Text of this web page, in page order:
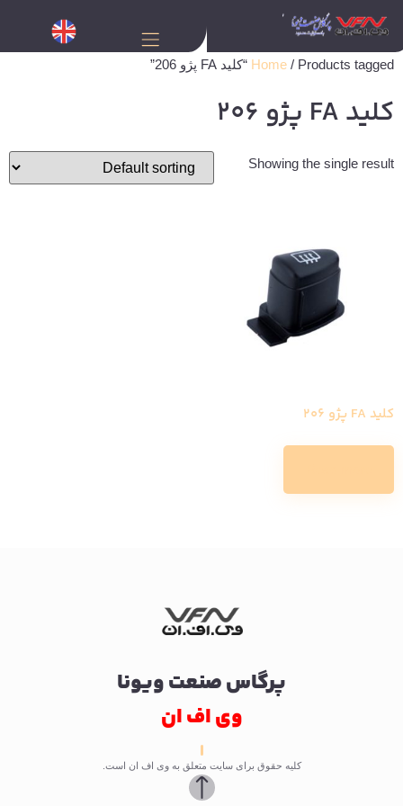
Home / Products tagged “کلید FA پژو 206”
کلید FA پژو 206
Showing the single result
کلید FA پژو 206
پرگاس صنعت ویونا
وی اف ان
کلیه حقوق برای سایت متعلق به وی اف ان است.